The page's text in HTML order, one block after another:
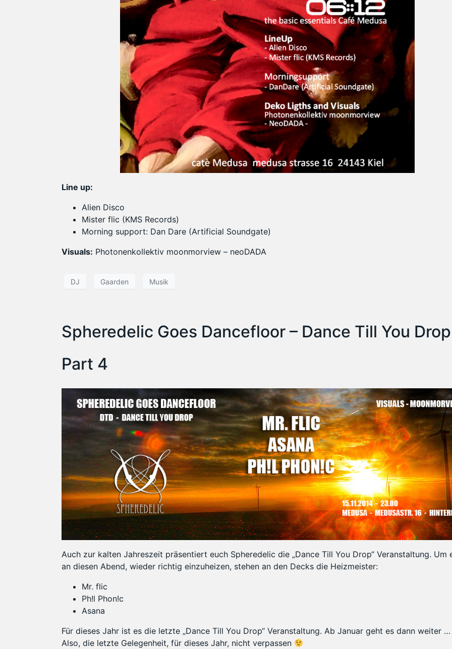
Line up:
Alien Disco
Mister flic (KMS Records)
Morning support: Dan Dare (Artificial Soundgate)
Visuals: Photonenkollektiv moonmorview – neoDADA
DJ Gaarden Musik
Spheredelic Goes Dancefloor – Dance Till You
Part 4
Auch zur kalten Jahreszeit präsentiert euch Spheredelic die „Dance Till You Drop“ Veranstaltung. Um
an diesen Abend, wieder richtig einzuheizen, stehen an den Decks die Heizmeister:
Mr. flic
Ph!l Phon!c
Asana
Für dieses Jahr ist es die letzte „Dance Till You Drop“ Veranstaltung. Ab Januar geht es dann weiter …
Also, die letzte Gelegenheit, für dieses Jahr, nicht verpassen